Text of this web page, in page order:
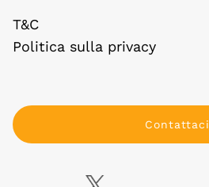
T&C
Politica sulla privacy
Contattaci